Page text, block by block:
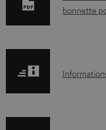
o
m
bonnette
I